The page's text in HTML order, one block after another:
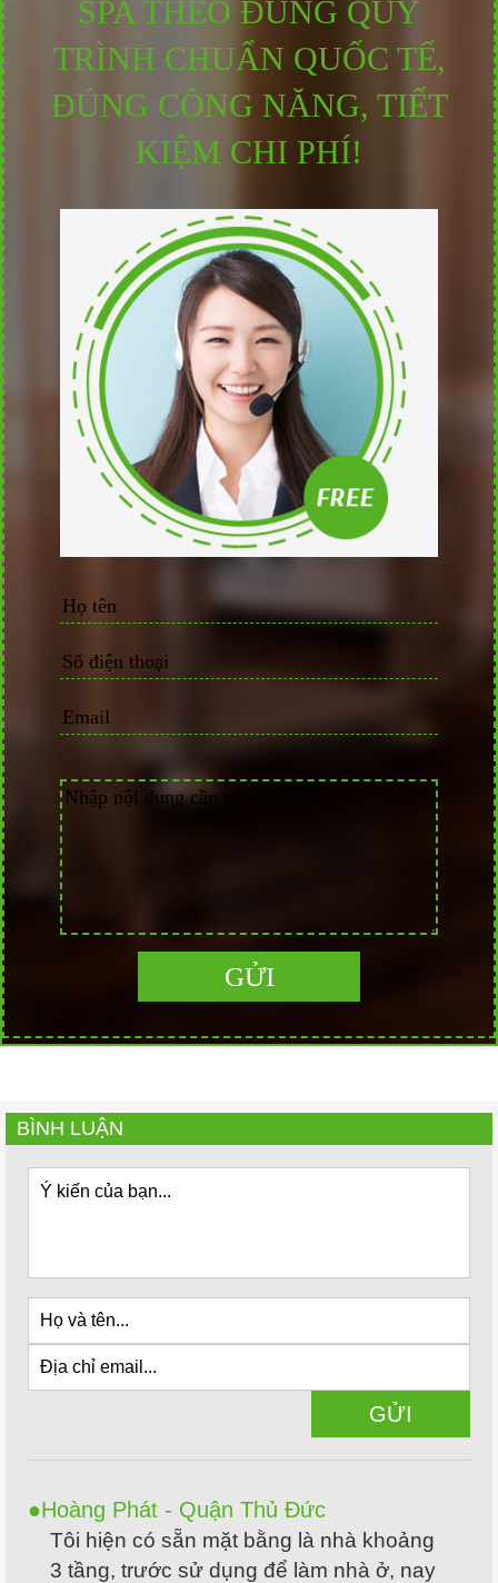
SPA THEO ĐÚNG QUY
TRÌNH CHUẨN QUỐC TẾ,
ĐÚNG CÔNG NĂNG, TIẾT
KIỆM CHI PHÍ!
BÌNH LUẬN
Hoàng Phát - Quận Thủ Đức
Tôi hiện có sẵn mặt bằng là nhà khoảng
3 tầng, trước sử dụng để làm nhà ở, nay